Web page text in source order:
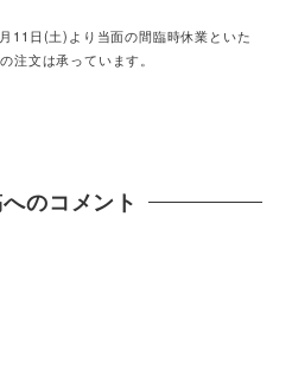
11日(土)より当面の間臨時休業といた
注文は承っています。
のコメント